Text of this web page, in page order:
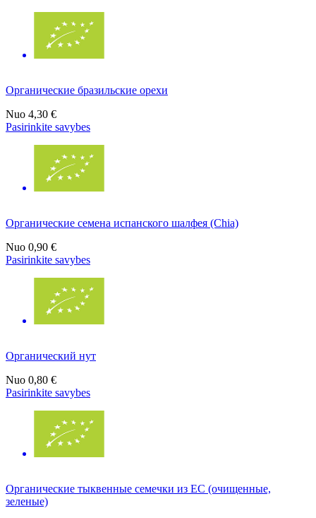
Органические бразильские орехи
Nuo 4,30 €
Pasirinkite savybes
Органические семена испанского шалфея (Chia)
Nuo 0,90 €
Pasirinkite savybes
Органический нут
Nuo 0,80 €
Pasirinkite savybes
Органические тыквенные семечки из ЕС (очищенные,
зеленые)